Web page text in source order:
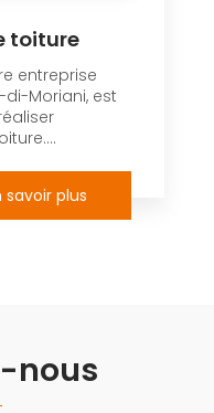
toiture
entreprise
Moriani, est
savoir plus
nous